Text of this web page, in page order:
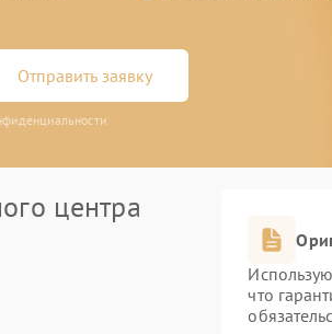
Отправить заявку
центра
что